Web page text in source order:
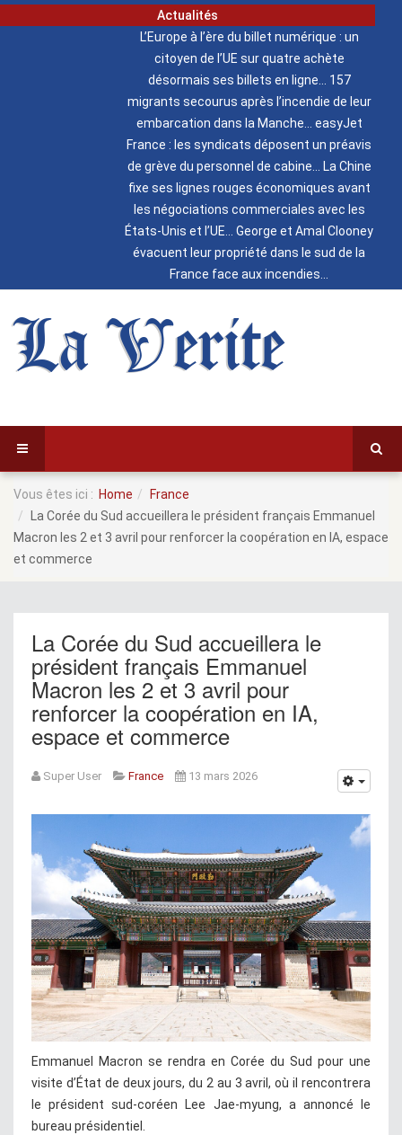
Actualités
L’Europe à l’ère du billet numérique : un
citoyen de l’UE sur quatre achète
désormais ses billets en ligne
157
migrants secourus après l’incendie de leur
embarcation dans la Manche
easyJet
France : les syndicats déposent un préavis
de grève du personnel de cabine
La Chine
fixe ses lignes rouges économiques avant
les négociations commerciales avec les
États-Unis et l’UE
George et Amal Clooney
évacuent leur propriété dans le sud de la
France face aux incendies
La Verite
Vous êtes ici : Home
France
La Corée du Sud accueillera le président français Emmanuel
Macron les 2 et 3 avril pour renforcer la coopération en IA, espace
et commerce
La Corée du Sud accueillera le
président français Emmanuel
Macron les 2 et 3 avril pour
renforcer la coopération en IA,
espace et commerce
Super User France 13 mars 2026
Emmanuel Macron se rendra en Corée du Sud pour une
visite d’État de deux jours, du 2 au 3 avril, où il rencontrera
le président sud-coréen Lee Jae-myung, a annoncé le
bureau présidentiel.